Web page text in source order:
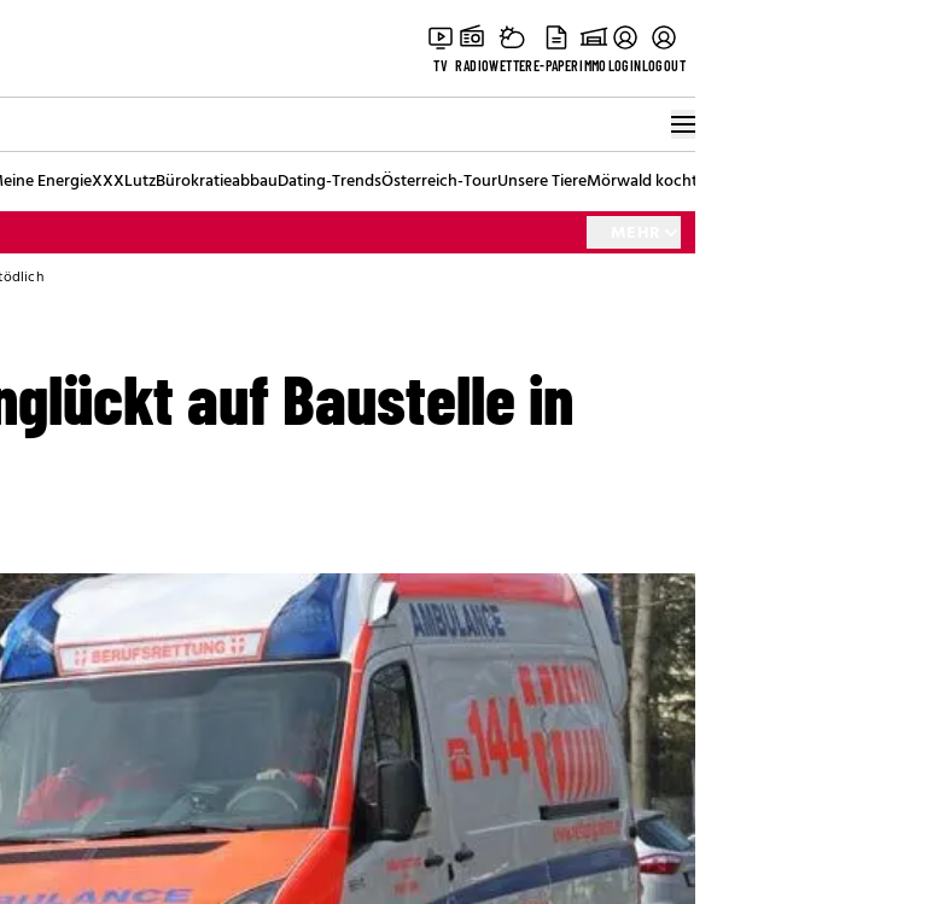
TV RADIOWETTERE-PAPERIMMOLOGINLOGOUT
EnergieXXXLutzBürokratieabbauDating-TrendsÖsterreich-TourUnsere TiereMörwald kocht
auf Baustelle in